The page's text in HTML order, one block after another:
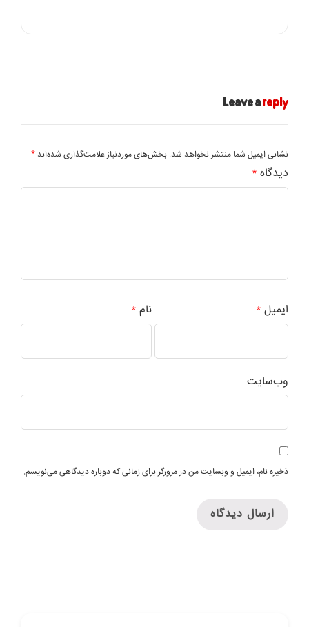
Leave areply
نشانی ایمیل شما منتشر نخواهد شد. بخش‌های موردنیاز علامت‌گذاری شده‌اند *
دیدگاه *
نام * ایمیل*
وب‌سایت
ذخیره نام، ایمیل و وبسایت من در مرورگر برای زمانی که دوباره دیدگاهی می‌نویسم.